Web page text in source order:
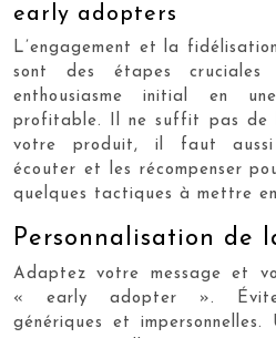
early adopters
L’engagement et la
sont des étapes cruciales
enthousiasme initial en
profitable. Il ne suffit pas de
votre produit, il faut aussi
écouter et les récompenser
quelques tactiques à mettre
Personnalisation de
Adaptez votre message et
« early adopter ». Évitez
génériques et